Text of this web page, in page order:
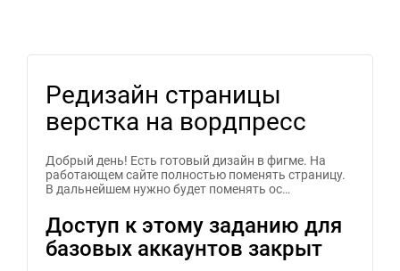
Редизайн страницы
верстка на вордпресс
Добрый день! Есть готовый дизайн в фигме. На
работающем сайте полностью поменять страницу.
В дальнейшем нужно будет поменять ос…
Доступ к этому заданию для
базовых аккаунтов закрыт